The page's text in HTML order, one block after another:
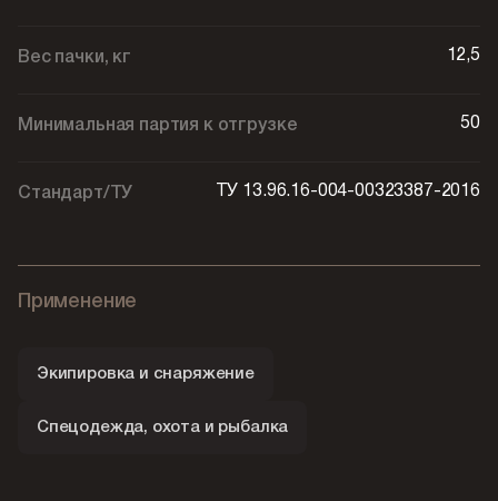
Вес пачки, кг 12,5
Минимальная партия к отгрузке 50
Стандарт/ТУ ТУ 13.96.16-004-00323387-2016
Применение
Экипировка и снаряжение
Спецодежда, охота и рыбалка